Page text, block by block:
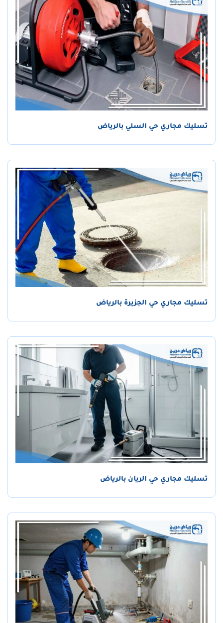
تسليك مجاري حي السلي بالرياض
تسليك مجاري حي الجزيرة بالرياض
تسليك مجاري حي الريان بالرياض